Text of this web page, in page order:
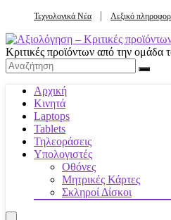
Τεχνολογικά Νέα Λεξικό
Κριτικές προϊόντων από την ομάδα
Αρχική
Κινητά
Laptops
Tablets
Τηλεοράσεις
Υπολογιστές
Οθόνες
Μητρικές Κάρτες
Σκληροί Δίσκοι